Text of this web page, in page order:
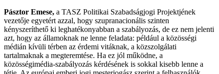
Pásztor Emese, a TASZ Politikai Szabadságjogi Projektjének
vezetője egyetért azzal, hogy szupranacionális szinten
kényszeríthető ki leghatékonyabban a szabályozás, de ez nem jelenti
azt, hogy az államoknak ne lenne feladata: például a közösségi
médián kívüli térben az érdemi vitáknak, a közszolgálati
tartalmaknak a megteremtése. Ha ez jól működne, a
közösségimédia-szabályozás kérdésének is sokkal kisebb lenne a